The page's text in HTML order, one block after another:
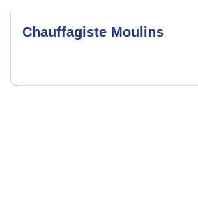
Chauffagiste Moulins